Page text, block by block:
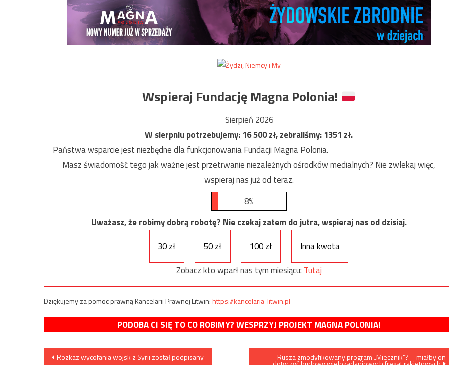
Wspieraj Fundację Magna Polonia!
Sierpień 2026
W sierpniu potrzebujemy:16 500zł, zebraliśmy:1351 zł.
Państwa wsparcie jest niezbędne dla funkcjonowania Fundacji Magna Polonia.
Masz świadomość tego jak ważne jest przetrwanie niezależnych ośrodków medialnych? Nie zwlekaj więc,
wspieraj nas już od teraz.
8%
Uważasz, że robimy dobrą robotę? Nie czekaj zatem do jutra, wspieraj nas od dzisiaj.
30 zł
50 zł 100 zł
Inna kwota
Zobacz kto wparł nas tym miesiącu: Tutaj
Dziękujemy za pomoc prawną Kancelarii Prawnej Litwin:https://kancelaria-litwin.pl
PODOBA CI SIĘ TO CO ROBIMY? WESPRZYJ PROJEKT MAGNA POLONIA!
Nawigacja
Rozkaz wycofania wojsk z Syrii został podpisany Rusza zmodyfikowany program „Miecznik”? – miałby on
dotyczyć budowy wielozadaniowych fregat rakietowych